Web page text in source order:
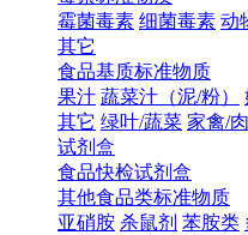
霉菌毒素 细菌毒素 动
其它
食品基质标准物质
果汁 蔬菜汁（泥/粉）
其它 绿叶/蔬菜 家禽/肉
试剂盒
食品快检试剂盒
其他食品类标准物质
亚硝胺 杀鼠剂 苯胺类